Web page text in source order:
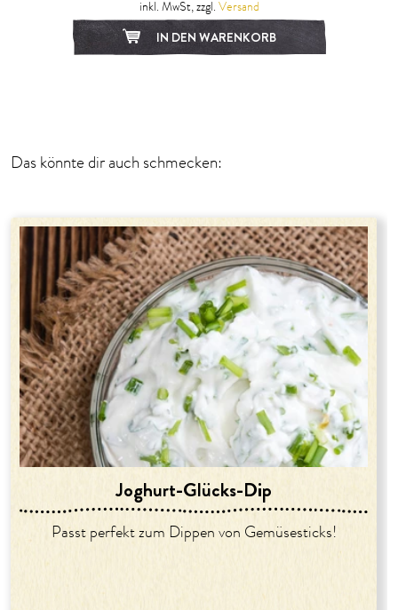
inkl. MwSt, zzgl. Versand
IN DEN WARENKORB
Das könnte dir auch schmecken:
Joghurt-Glücks-Dip
Passt perfekt zum Dippen von Gemüsesticks!